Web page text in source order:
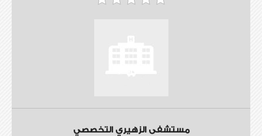
مستشفى الزهيري التخصصي